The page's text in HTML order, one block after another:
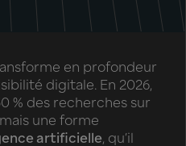
en profondeur
digitale. En 2026,
% des recherches sur
une forme
artificielle, qu’il